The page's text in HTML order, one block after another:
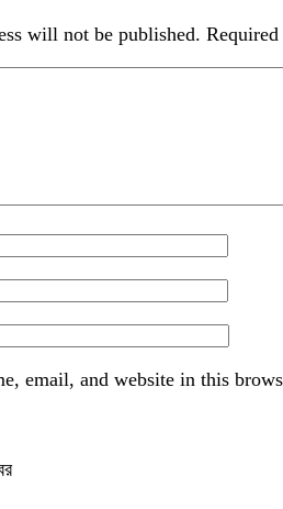
will not be published.
email, and website in this